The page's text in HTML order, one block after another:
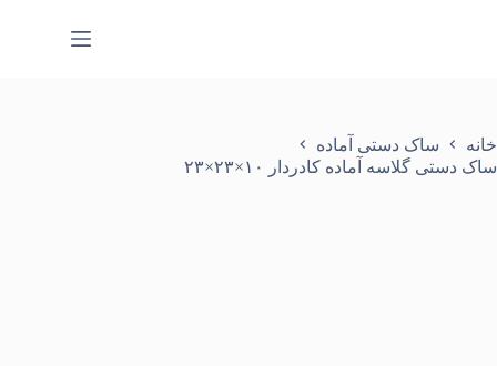
خانه
ساک دستی آماده
ساک دستی گلاسه آماده کادردار ۱۰×۲۳×۲۳